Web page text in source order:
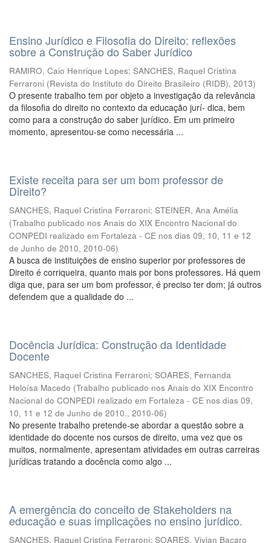
Ensino Jurídico e Filosofia do Direito: reflexões
sobre a Construção do Saber Jurídico
RAMIRO, Caio Henrique Lopes; SANCHES, Raquel Cristina
Ferraroni (Revista do Instituto do Direito Brasileiro (RIDB), 2013)
O presente trabalho tem por objeto a investigação da relevância
da filosofia do direito no contexto da educação jurí- dica, bem
como para a construção do saber jurídico. Em um primeiro
momento, apresentou-se como necessária ...
Existe receita para ser um bom professor de
Direito?
SANCHES, Raquel Cristina Ferraroni; STEINER, Ana Amélia
(Trabalho publicado nos Anais do XIX Encontro Nacional do
CONPEDI realizado em Fortaleza - CE nos dias 09, 10, 11 e 12
de Junho de 2010, 2010-06)
A busca de instituições de ensino superior por professores de
Direito é corriqueira, quanto mais por bons professores. Há quem
diga que, para ser um bom professor, é preciso ter dom; já outros
defendem que a qualidade do ...
Docência Jurídica: Construção da Identidade
Docente
SANCHES, Raquel Cristina Ferraroni; SOARES, Fernanda
Heloísa Macedo (Trabalho publicado nos Anais do XIX Encontro
Nacional do CONPEDI realizado em Fortaleza - CE nos dias 09,
10, 11 e 12 de Junho de 2010., 2010-06)
No presente trabalho pretende-se abordar a questão sobre a
identidade do docente nos cursos de direito, uma vez que os
muitos, normalmente, apresentam atividades em outras carreiras
jurídicas tratando a docência como algo ...
A emergência do conceito de Stakeholders na
educação e suas implicações no ensino jurídico.
SANCHES, Raquel Cristina Ferraroni; SOARES, Vivian Bacaro